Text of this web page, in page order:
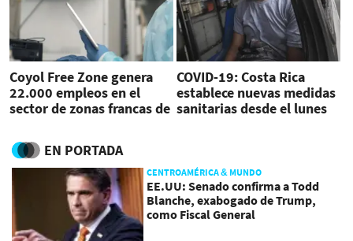
Coyol Free Zone genera
22.000 empleos en el
sector de zonas francas de
COVID-19: Costa Rica
establece nuevas medidas
sanitarias desde el lunes
EN PORTADA
CENTROAMÉRICA & MUNDO
EE.UU: Senado confirma a Todd
Blanche, exabogado de Trump,
como Fiscal General